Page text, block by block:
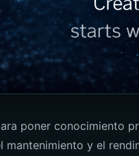
poner conocimiento
mantenimiento y el